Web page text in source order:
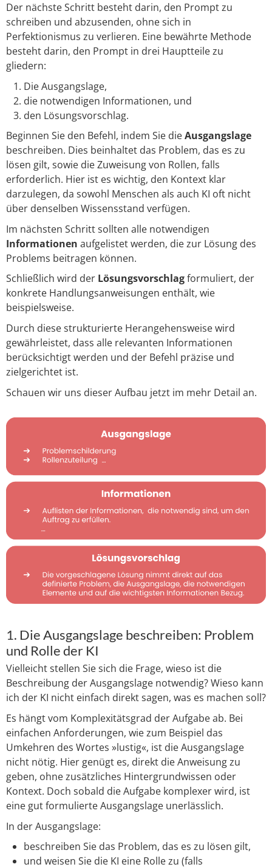
Der nächste Schritt besteht darin, den Prompt zu
schreiben und abzusenden, ohne sich in
Perfektionismus zu verlieren. Eine bewährte Methode
besteht darin, den Prompt in drei Hauptteile zu
gliedern:
Die Ausgangslage,
die notwendigen Informationen, und
den Lösungsvorschlag.
Beginnen Sie den Befehl, indem Sie dieAusgangslage
beschreiben. Dies beinhaltet das Problem, das es zu
lösen gilt, sowie die Zuweisung von Rollen, falls
erforderlich. Hier ist es wichtig, den Kontext klar
darzulegen, da sowohl Menschen als auch KI oft nicht
über denselben Wissensstand verfügen.
Im nächsten Schritt sollten alle notwendigen
Informationen aufgelistet werden, die zur Lösung des
Problems beitragen können.
Schließlich wird der Lösungsvorschlagformuliert, der
konkrete Handlungsanweisungen enthält, wie
beispielsweise.
Durch diese strukturierte Herangehensweise wird
gewährleistet, dass alle relevanten Informationen
berücksichtigt werden und der Befehl präzise und
zielgerichtet ist.
Schauen wir uns dieser Aufbau jetzt im mehr Detail an.
1. Die Ausgangslage beschreiben: Problem
und Rolle der KI
Vielleicht stellen Sie sich die Frage, wieso ist die
Beschreibung der Ausgangslage notwendig? Wieso kann
ich der KI nicht einfach direkt sagen, was es machen soll?
Es hängt vom Komplexitätsgrad der Aufgabe ab. Bei
einfachen Anforderungen, wie zum Beispiel das
Umkehren des Wortes »lustig«, ist die Ausgangslage
nicht nötig. Hier genügt es, direkt die Anweisung zu
geben, ohne zusätzliches Hintergrundwissen oder
Kontext. Doch sobald die Aufgabe komplexer wird, ist
eine gut formulierte Ausgangslage unerlässlich.
In der Ausgangslage:
beschreiben Sie das Problem, das es zu lösen gilt,
und weisen Sie die KI eine Rolle zu (falls